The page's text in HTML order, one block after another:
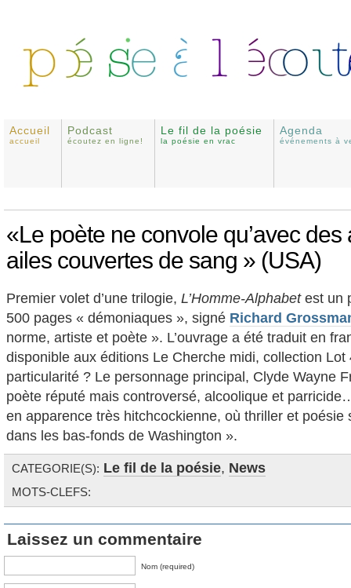
Accueil
accueil
Podcast
écoutez en ligne!
Le fil de la poésie
la poésie en vrac
Agenda
événements à
«Le poète ne convole qu’avec des
ailes couvertes de sang » (USA)
Premier volet d’une trilogie, L’Homme-Alphabetest un
500 pages « démoniaques », signé Richard
norme, artiste et poète ». L’ouvrage a été traduit en
disponible aux éditions Le Cherche midi, collection Lot
particularité ? Le personnage principal, Clyde Wayne
poète réputé mais controversé, alcoolique et
en apparence très hitchcockienne, où thriller et poésie
dans les bas-fonds de Washington ».
CATEGORIE(S): Le fil de la poésie, News
MOTS-CLEFS:
Laissez un commentaire
Nom (required)